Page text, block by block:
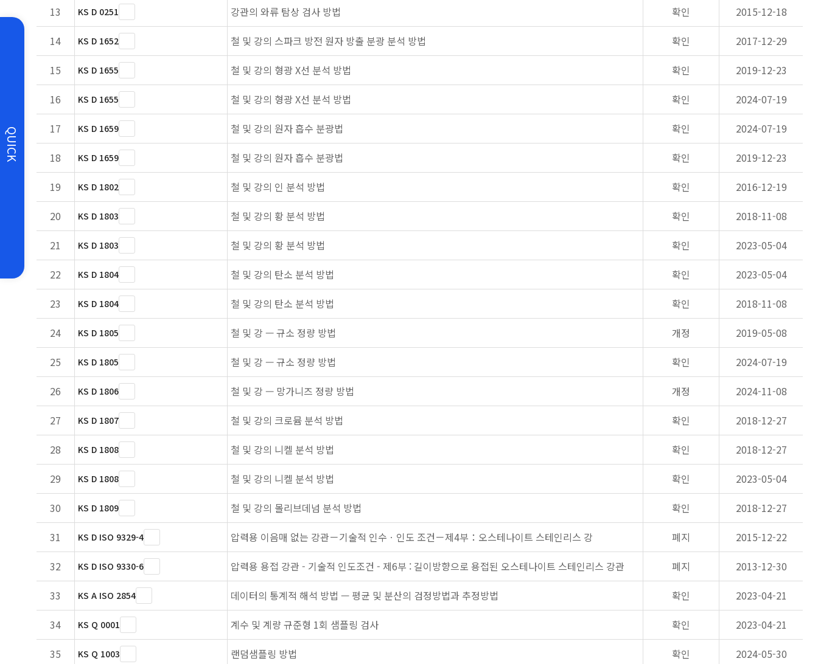
QUICK
13
KS D 0251 강관의 와류 탐상 검사 방법 확인
2015-12-18
14
KS D 1652 철 및 강의 스파크 방전 원자 방출 분광 분석 방법 확인
2017-12-29
15
KS D 1655 철 및 강의 형광 X선 분석 방법 확인
2019-12-23
16
KS D 1655 철 및 강의 형광 X선 분석 방법 확인
2024-07-19
17
KS D 1659 철 및 강의 원자 흡수 분광법 확인
2024-07-19
18
KS D 1659 철 및 강의 원자 흡수 분광법 확인
2019-12-23
19
KS D 1802 철 및 강의 인 분석 방법 확인
2016-12-19
20
KS D 1803 철 및 강의 황 분석 방법 확인
2018-11-08
21
KS D 1803 철 및 강의 황 분석 방법 확인
2023-05-04
22
KS D 1804 철 및 강의 탄소 분석 방법 확인
2023-05-04
23
KS D 1804 철 및 강의 탄소 분석 방법 확인
2018-11-08
24
KS D 1805 철 및 강 — 규소 정량 방법 개정
2019-05-08
25
KS D 1805 철 및 강 — 규소 정량 방법 확인
2024-07-19
26
KS D 1806 철 및 강 — 망가니즈 정량 방법 개정
2024-11-08
27
KS D 1807 철 및 강의 크로뮴 분석 방법 확인
2018-12-27
28
KS D 1808 철 및 강의 니켈 분석 방법 확인
2018-12-27
29
KS D 1808 철 및 강의 니켈 분석 방법 확인
2023-05-04
30
KS D 1809 철 및 강의 몰리브데넘 분석 방법 확인
2018-12-27
31
KS D ISO 9329-4 압력용 이음매 없는 강관－기술적 인수ㆍ인도 조건－제4부：오스테나이트 스테인리스 강 폐지
2015-12-22
32
KS D ISO 9330-6 압력용 용접 강관 - 기술적 인도조건 - 제6부 : 길이방향으로 용접된 오스테나이트 스테인리스 강관 폐지
2013-12-30
33
KS A ISO 2854 데이터의 통계적 해석 방법 — 평균 및 분산의 검정방법과 추정방법 확인
2023-04-21
34
KS Q 0001 계수 및 계량 규준형 1회 샘플링 검사 확인
2023-04-21
35
KS Q 1003 랜덤샘플링 방법 확인
2024-05-30